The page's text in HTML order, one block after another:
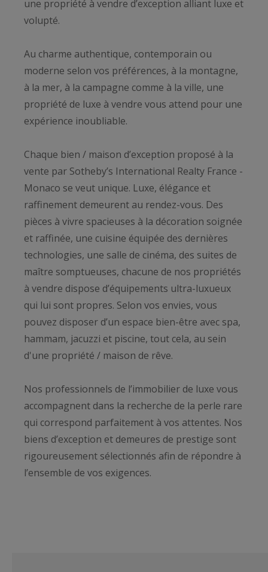
une propriété à vendre d’exception alliant luxe et
volupté.
Au charme authentique, contemporain ou
moderne selon vos préférences, à la montagne,
à la mer, à la campagne comme à la ville, une
propriété de luxe à vendre vous attend pour une
expérience inoubliable.
Chaque bien / maison d’exception proposé à la
vente par Sotheby’s International Realty France -
Monaco se veut unique. Luxe, élégance et
raffinement demeurent au rendez-vous. Des
pièces à vivre spacieuses à la décoration soignée
et raffinée, une cuisine équipée des dernières
technologies, une salle de cinéma, des suites de
maître somptueuses, chacune de nos propriétés
à vendre dispose d’équipements ultra-luxueux
qui lui sont propres. Selon vos envies, vous
pouvez disposer d’un espace bien-être avec spa,
hammam, jacuzzi et piscine, tout cela, au sein
d'une propriété / maison de rêve.
Nos professionnels de l’immobilier de luxe vous
accompagnent dans la recherche de la perle rare
qui correspond parfaitement à vos attentes. Nos
biens d’exception et demeures de prestige sont
rigoureusement sélectionnés afin de répondre à
l’ensemble de vos exigences.